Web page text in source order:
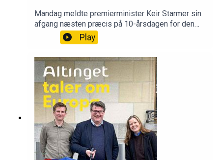
Mandag meldte premierminister Keir Starmer sin
afgang næsten præcis på 10-årsdagen for den
britiske folkeafstemning om EU. Hvorfor er
turbulensen efter Brexit stadig så voldsom, og
hvad betyder det for os andre? Podcasten ser
både tilbage og fremad.Vært og tilrettelægger:
Thomas Lauritzen, Altingets Europa-
analytikerMedvært: Rikke Albrechtsen, Altingets
EU-redaktørProducer: Camille Marie Guerry,
podcastassistent
Play